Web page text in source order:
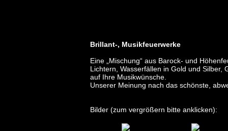
Brillant-, Musikfeuerwerke
Eine „Mischung“ aus Barock- und
Lichtern, Wasserfällen in Gold und
auf Ihre Musikwünsche.
Unserer Meinung nach das schönste,
Bilder (zum vergrößern bitte anklicken):